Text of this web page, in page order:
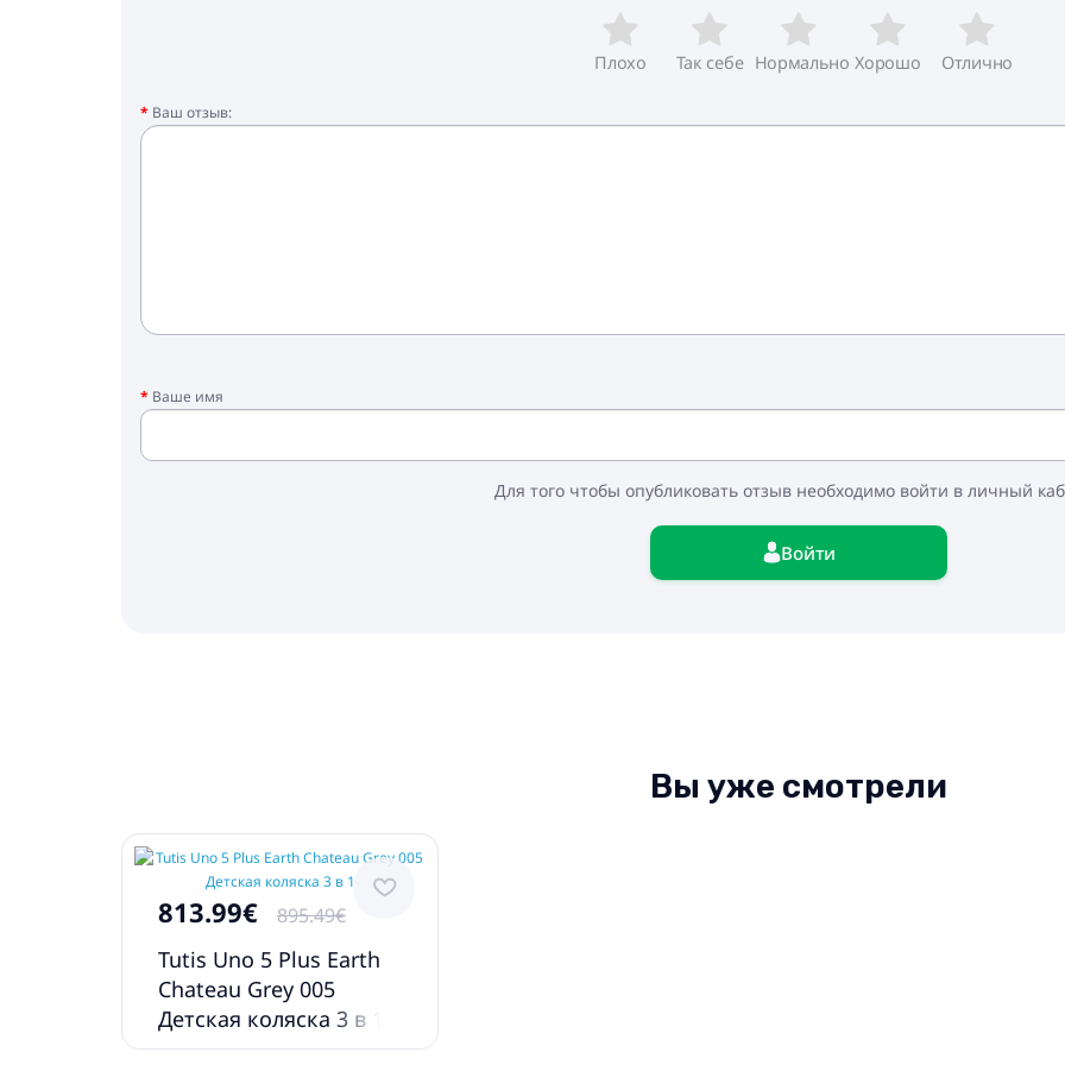
❤ рама
❤ люлька с накидкой
❤ сумка для покупок
Плохо Так себе Нормально Хорошо Отлично
Ваш отзыв:
Ваше имя
Для того чтобы опубликовать отзыв необходимо войти в личный
Войти
Вы уже смотрели
813.99€ 895.49€
Tutis Uno 5 Plus Earth
Chateau Grey 005
Детская коляска 3 в 1